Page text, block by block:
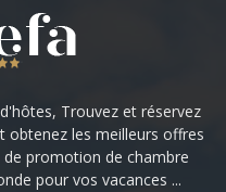
Trouvez et réservez
obtenez les meilleurs offres
promotion de chambre
pour vos vacances ...